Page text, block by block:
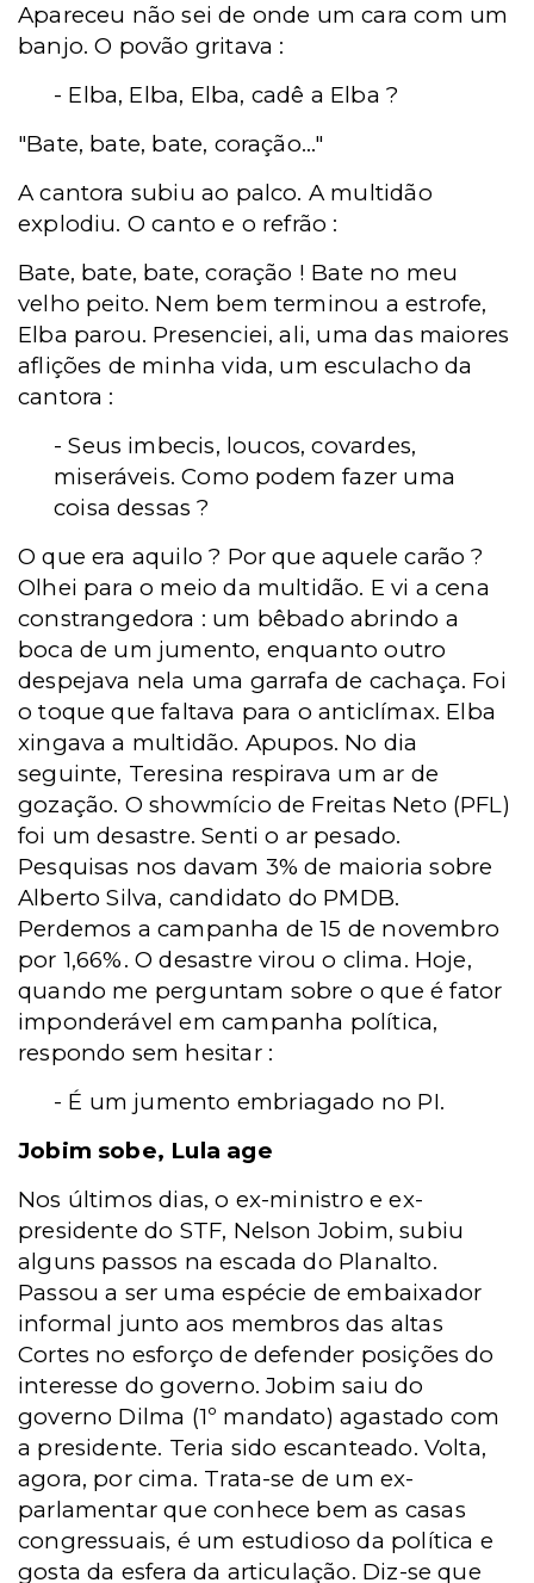
Apareceu não sei de onde um cara com um
banjo. O povão gritava :
- Elba, Elba, Elba, cadê a Elba ?
"Bate, bate, bate, coração..."
A cantora subiu ao palco. A multidão
explodiu. O canto e o refrão :
Bate, bate, bate, coração ! Bate no meu
velho peito. Nem bem terminou a estrofe,
Elba parou. Presenciei, ali, uma das maiores
aflições de minha vida, um esculacho da
cantora :
- Seus imbecis, loucos, covardes,
miseráveis. Como podem fazer uma
coisa dessas ?
O que era aquilo ? Por que aquele carão ?
Olhei para o meio da multidão. E vi a cena
constrangedora : um bêbado abrindo a
boca de um jumento, enquanto outro
despejava nela uma garrafa de cachaça. Foi
o toque que faltava para o anticlímax. Elba
xingava a multidão. Apupos. No dia
seguinte, Teresina respirava um ar de
gozação. O showmício de Freitas Neto (PFL)
foi um desastre. Senti o ar pesado.
Pesquisas nos davam 3% de maioria sobre
Alberto Silva, candidato do PMDB.
Perdemos a campanha de 15 de novembro
por 1,66%. O desastre virou o clima. Hoje,
quando me perguntam sobre o que é fator
imponderável em campanha política,
respondo sem hesitar :
- É um jumento embriagado no PI.
Jobim sobe, Lula age
Nos últimos dias, o ex-ministro e ex-
presidente do STF, Nelson Jobim, subiu
alguns passos na escada do Planalto.
Passou a ser uma espécie de embaixador
informal junto aos membros das altas
Cortes no esforço de defender posições do
interesse do governo. Jobim saiu do
governo Dilma (1º mandato) agastado com
a presidente. Teria sido escanteado. Volta,
agora, por cima. Trata-se de um ex-
parlamentar que conhece bem as casas
congressuais, é um estudioso da política e
gosta da esfera da articulação. Diz-se que